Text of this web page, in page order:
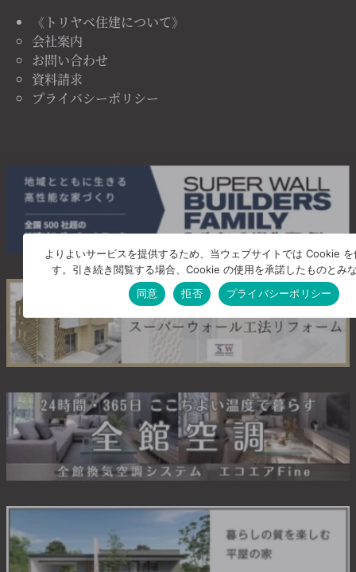
《トリヤベ住建について》
会社案内
お問い合わせ
資料請求
プライバシーポリシー
よりよいサービスを提供するため、当ウェブサイトでは Cookie
す。引き続き閲覧する場合、Cookie の使用を承諾したものとみ
同意
拒否 プライバシーポリシー